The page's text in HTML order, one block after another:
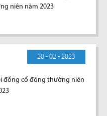
niên năm 2023
20 - 02 - 2023
đồng cổ đông thường niên